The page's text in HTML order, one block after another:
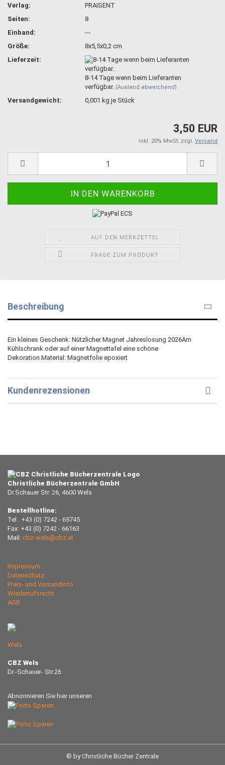
Verlag:
PRAISENT
Seiten:
8
Einband:
---
Größe:
8x5,5x0,2 cm
Lieferzeit:
8-14 Tage wenn beim Lieferanten
verfügbar. (Ausland abweichend)
Versandgewicht: 0,001 kg je Stück
3,50 EUR
inkl. 20% MwSt. zzgl. Versand
AUF DEN MERKZETTEL
FRAGE ZUM PRODUKT
Beschreibung
Ein kleines Geschenk: Nützlicher Magnet Jahreslosung 2026Am
Kühlschrank oder auf einer Magnettafel eine schöne
Dekoration.Material: Magnetfolie epoxiert
Kundenrezensionen
Christliche Bücherzentrale GmbH
Dr.Schauer Str. 26, 4600 Wels
Bestellhotline:
Tel.: +43 (0) 7242 - 65745
Fax: +43 (0) 7242 - 66163
Mail: cbz-wels@cbz.at
Impressum
Datenschutz
Preis- und Versandinfo
Wiederrufsrecht
AGB
Wels
CBZ Wels
Dr.-Schauer- Str.26
Abnonnieren Sie hier unseren
© by Christliche Bücher Zentrale